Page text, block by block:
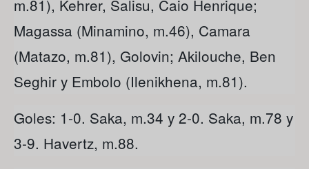
m.81), Kehrer, Salisu, Caio Henrique;
Magassa (Minamino, m.46), Camara
(Matazo, m.81), Golovin; Akilouche, Ben
Seghir y Embolo (Ilenikhena, m.81).
Goles: 1-0. Saka, m.34 y 2-0. Saka, m.78 y
3-9. Havertz, m.88.